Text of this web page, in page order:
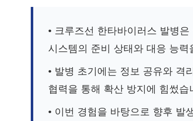
• 크루즈선 한타바이러스 발병
시스템의 준비 상태와 대응 능력
• 발병 초기에는 정보 공유와 격
협력을 통해 확산 방지에 힘썼습
• 이번 경험을 바탕으로 향후 발